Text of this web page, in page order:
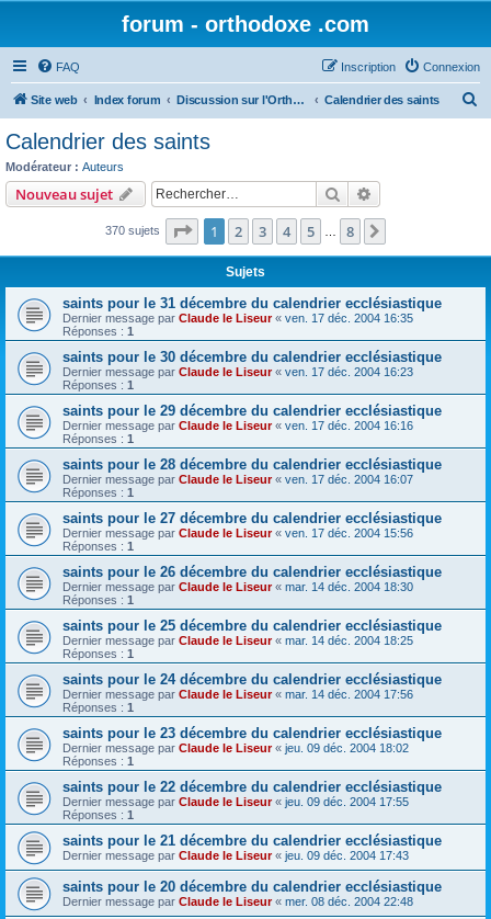
forum - orthodoxe .com
FAQ Connexion
Inscription
Site web Index forum Discussion sur l'Orthodoxie Calendrier des saints
c
Calendrier des saints
Modérateur : Auteurs
Nouveau sujet Rechercher
370 sujets Page 1sur8
1 2 3 4 5 8
Sujets
saints pour le 31 décembre du calendrier ecclésiastique
Dernier message par Claude le Liseur« ven. 17 déc. 2004 16:35
Réponses : 1
saints pour le 30 décembre du calendrier ecclésiastique
Dernier message par Claude le Liseur« ven. 17 déc. 2004 16:23
Réponses : 1
saints pour le 29 décembre du calendrier ecclésiastique
Dernier message par Claude le Liseur« ven. 17 déc. 2004 16:16
Réponses : 1
saints pour le 28 décembre du calendrier ecclésiastique
Dernier message par Claude le Liseur« ven. 17 déc. 2004 16:07
Réponses : 1
saints pour le 27 décembre du calendrier ecclésiastique
Dernier message par Claude le Liseur« ven. 17 déc. 2004 15:56
Réponses : 1
saints pour le 26 décembre du calendrier ecclésiastique
Dernier message par Claude le Liseur« mar. 14 déc. 2004 18:30
Réponses : 1
saints pour le 25 décembre du calendrier ecclésiastique
Dernier message par Claude le Liseur« mar. 14 déc. 2004 18:25
Réponses : 1
saints pour le 24 décembre du calendrier ecclésiastique
Dernier message par Claude le Liseur« mar. 14 déc. 2004 17:56
Réponses : 1
saints pour le 23 décembre du calendrier ecclésiastique
Dernier message par Claude le Liseur« jeu. 09 déc. 2004 18:02
Réponses : 1
saints pour le 22 décembre du calendrier ecclésiastique
Dernier message par Claude le Liseur« jeu. 09 déc. 2004 17:55
Réponses : 1
saints pour le 21 décembre du calendrier ecclésiastique
Dernier message par Claude le Liseur« jeu. 09 déc. 2004 17:43
saints pour le 20 décembre du calendrier ecclésiastique
Dernier message par Claude le Liseur« mer. 08 déc. 2004 22:48